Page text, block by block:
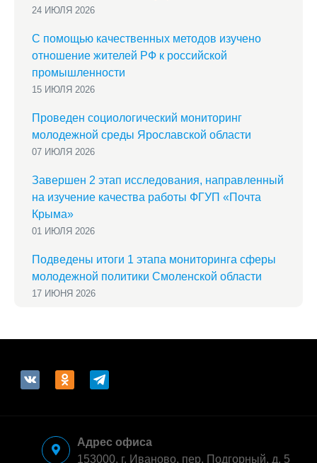
24 ИЮЛЯ 2026
С помощью качественных методов изучено
отношение жителей РФ к российской
промышленности
15 ИЮЛЯ 2026
Проведен социологический мониторинг
молодежной среды Ярославской области
07 ИЮЛЯ 2026
Завершен 2 этап исследования, направленный
на изучение качества работы ФГУП «Почта
Крыма»
01 ИЮЛЯ 2026
Подведены итоги 1 этапа мониторинга сферы
молодежной политики Смоленской области
17 ИЮНЯ 2026
vkontakteodnoklassniki
telegram
Адрес офиса
153000, г. Иваново, пер. Подгорный, д. 5